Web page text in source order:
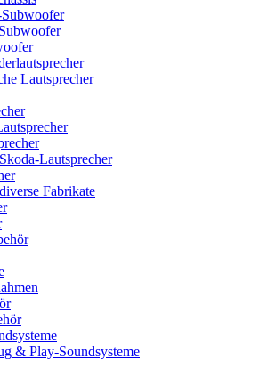
Subwoofer
Lautsprecher
Lautsprecher
Fabrikate
& Play-Soundsysteme